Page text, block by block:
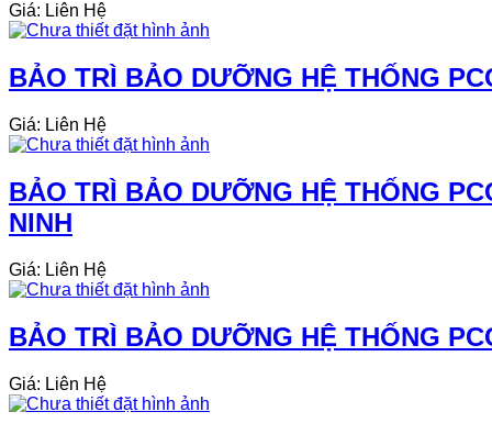
Giá: Liên Hệ
BẢO TRÌ BẢO DƯỠNG HỆ THỐNG
Giá: Liên Hệ
BẢO TRÌ BẢO DƯỠNG HỆ THỐNG
NINH
Giá: Liên Hệ
BẢO TRÌ BẢO DƯỠNG HỆ THỐNG
Giá: Liên Hệ